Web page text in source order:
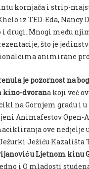
kornjača i strip-
iz TED-Eda, Nancy
drugi. Mnogi među
što je
animirane
je pozornost na
kino-dvorana koji već
na Gornjem gradu i
Animafestov Open-
ove nedjelje
Ježiću Kazališta
u Ljetnom kinu
i O mladosti